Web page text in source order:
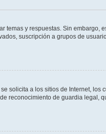
temas y respuestas. Sin embargo,
suscripción a grupos de
solicita a los sitios de Internet, los
reconocimiento de guardia legal,